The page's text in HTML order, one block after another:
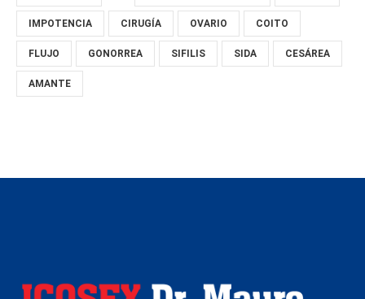
IMPOTENCIA CIRUGÍA OVARIO COITO
FLUJO GONORREA SIFILIS SIDA CESÁREA
AMANTE